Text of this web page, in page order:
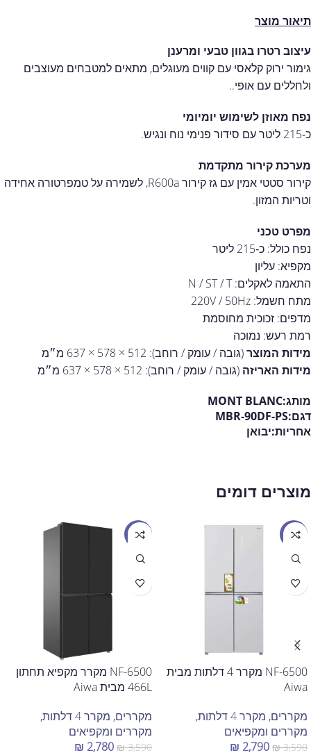
תיאור מוצר
עיצוב רטרו בגוון טבעי ומרענן
גימור ירוק קלאסי עם קווים מעוגלים, מתאים למטבחים מעוצבים
ולחללים עם אופי..
נפח מאוזן לשימוש יומיומי
כ‑215 ליטר עם סידור פנימי נוח ונגיש.
מערכת קירור מתקדמת
קירור סטטי אמין עם גז קירור R600a, לשמירה על טמפרטורה אחידה
וטריות המזון.
מפרט טכני
נפח כולל: כ‑215 ליטר
מקפיא: עליון
התאמה לאקלים: N / ST / T
מתח חשמל: 220V / 50Hz
מדפים: זכוכית מחוסמת
רמת רעש: נמוכה
מידות המוצר(גובה / עומק / רוחב): 512 × 578 × 637 מ״מ
מידות האריזה (גובה / עומק / רוחב): 512 × 578 × 637 מ״מ
מותג:MONT BLANC
דגם:MBR-90DF-PS
אחריות:יבואן
מוצרים דומים
מבצע
NF-6500 מקרר 4 דלתות מבית
Aiwa
מקררים, מקרר 4 דלתות
,
מקררים ומקפיאים
₪3,590
₪ 2,790
מבצע
NF-6500 מקרר ‏מקפיא תחתון
מקררים, מקרר 4 דלתות
,
מקררים ומקפיאים
₪3,590
₪ 2,780